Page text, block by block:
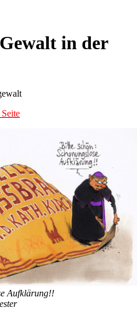
in der
Aufklärung!!